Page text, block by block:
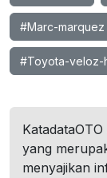
#Marc-marquez
#Toyota-veloz-
yang
menyajikan